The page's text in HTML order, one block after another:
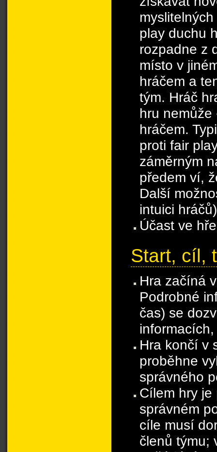
play duchu
rozpadne z
místo v
hráčem a
tým. Hráč
hru
hráčem.
proti fair
záměrným
předem ví,
Další
intuici
Účast ve
Start, cíl,
Hra začíná
Podrobné
čas) se
Hra končí v
proběhne
správného
Cílem hry
správném
cíle musí
členů týmu;